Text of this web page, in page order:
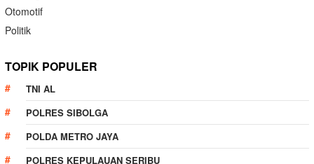
Otomotif
Politik
TOPIK POPULER
TNI AL
POLRES SIBOLGA
POLDA METRO JAYA
POLRES KEPULAUAN SERIBU